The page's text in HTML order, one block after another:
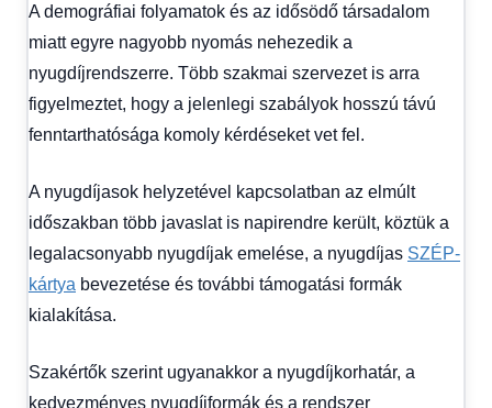
A demográfiai folyamatok és az idősödő társadalom
miatt egyre nagyobb nyomás nehezedik a
nyugdíjrendszerre. Több szakmai szervezet is arra
figyelmeztet, hogy a jelenlegi szabályok hosszú távú
fenntarthatósága komoly kérdéseket vet fel.
A nyugdíjasok helyzetével kapcsolatban az elmúlt
időszakban több javaslat is napirendre került, köztük a
legalacsonyabb nyugdíjak emelése, a nyugdíjas SZÉP-
kártya bevezetése és további támogatási formák
kialakítása.
Szakértők szerint ugyanakkor a nyugdíjkorhatár, a
kedvezményes nyugdíjformák és a rendszer